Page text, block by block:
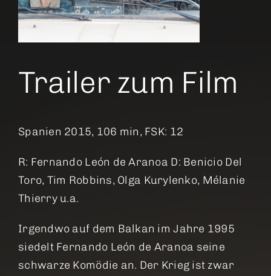
Trailer zum Film
Spanien 2015, 106 min, FSK: 12
R: Fernando León de Aranoa D: Benicio Del
Toro, Tim Robbins, Olga Kurylenko, Mélanie
Thierry u.a.
Irgendwo auf dem Balkan im Jahre 1995
siedelt Fernando León de Aranoa seine
schwarze Komödie an. Der Krieg ist zwar